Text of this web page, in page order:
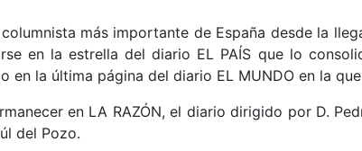
más importante de España desde la
en la estrella del diario EL PAÍS que lo
en la última página del diario EL MUNDO en la
en LA RAZÓN, el diario dirigido por D.
del Pozo.